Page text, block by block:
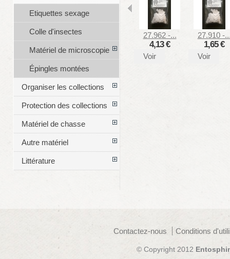
27.962 -...
4,13 €
Voir
27.910 -
1,65 €
Voir
Etiquettes sexage
Colle d'insectes
Matériel de microscopie
Épingles montées
Organiser les collections
Protection des collections
Matériel de chasse
Autre matériel
Littérature
Contactez-nous Conditions
© Copyright 2012